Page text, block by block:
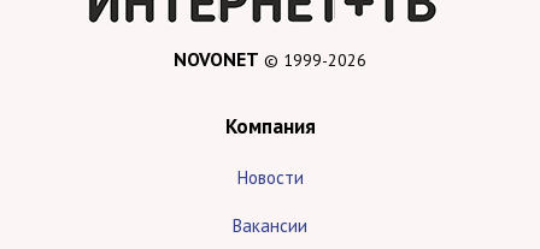
NOVONET © 1999-2026
Компания
Новости
Вакансии